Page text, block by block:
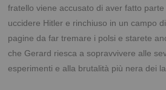
fratello viene accusato di aver fatto
uccidere Hitler e rinchiuso in un campo
pagine da far tremare i polsi e starete
che Gerard riesca a sopravvivere alle
esperimenti e alla brutalità più nera dei